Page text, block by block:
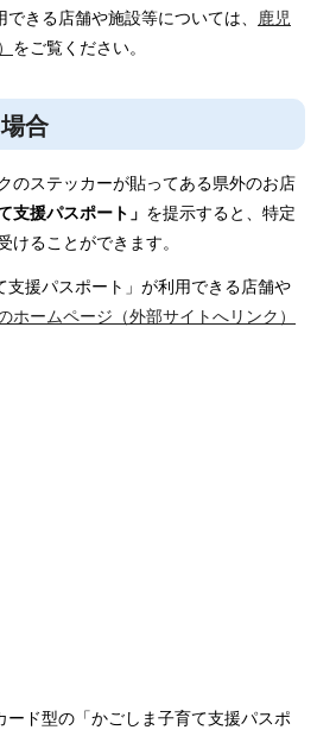
きる店舗や施設等については、 鹿児
をご覧ください。
合
のステッカーが貼ってある県外のお店
支援パスポート」 を提示すると、特定
けることができます。
援パスポート」が利用できる店舗や
ホームページ（外部サイトへリンク）
ド型の「かごしま子育て支援パスポ